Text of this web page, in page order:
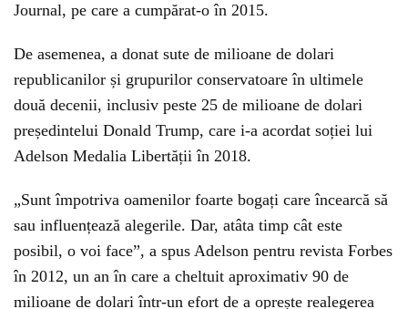
Journal, pe care a cumpărat-o în 2015.
De asemenea, a donat sute de milioane de dolari
republicanilor și grupurilor conservatoare în ultimele
două decenii, inclusiv peste 25 de milioane de dolari
președintelui Donald Trump, care i-a acordat soției lui
Adelson Medalia Libertății în 2018.
„Sunt împotriva oamenilor foarte bogați care încearcă să
sau influențează alegerile. Dar, atâta timp cât este
posibil, o voi face”, a spus Adelson pentru revista Forbes
în 2012, un an în care a cheltuit aproximativ 90 de
milioane de dolari într-un efort de a oprește realegerea